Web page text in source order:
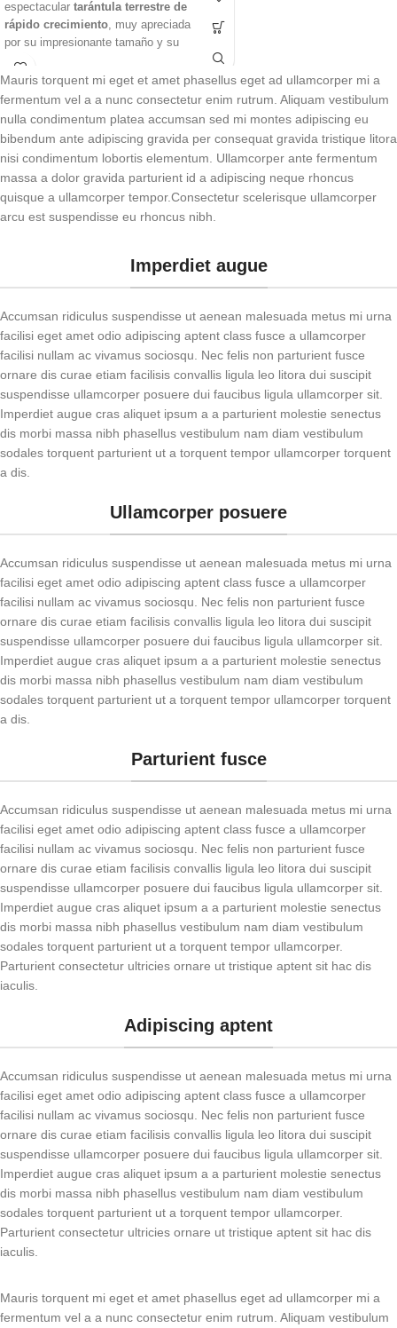
espectacular tarántula terrestre de
rápido crecimiento, muy apreciada
por su impresionante tamaño y su
llamativa coloración con tonos
salmón. Una especie robusta y
resistente, ideal para aficionados
con cierta experiencia que buscan
un ejemplar de gran presencia y fácil
mantenimiento bajo las condiciones
reciclar hojas, madera y materia
apreciada por quienes buscan
isópodos resistentes, llamativos y
fáciles de observar.
Mauris torquent mi eget et amet phasellus eget ad ullamcorper mi a
fermentum vel a a nunc consectetur enim rutrum. Aliquam vestibulum
nulla condimentum platea accumsan sed mi montes adipiscing eu
bibendum ante adipiscing gravida per consequat gravida tristique litora
nisi condimentum lobortis elementum. Ullamcorper ante fermentum
massa a dolor gravida parturient id a adipiscing neque rhoncus
quisque a ullamcorper tempor.Consectetur scelerisque ullamcorper
arcu est suspendisse eu rhoncus nibh.
Imperdiet augue
Accumsan ridiculus suspendisse ut aenean malesuada metus mi urna
facilisi eget amet odio adipiscing aptent class fusce a ullamcorper
facilisi nullam ac vivamus sociosqu. Nec felis non parturient fusce
ornare dis curae etiam facilisis convallis ligula leo litora dui suscipit
suspendisse ullamcorper posuere dui faucibus ligula ullamcorper sit.
Imperdiet augue cras aliquet ipsum a a parturient molestie senectus
dis morbi massa nibh phasellus vestibulum nam diam vestibulum
sodales torquent parturient ut a torquent tempor ullamcorper torquent
a dis.
Ullamcorper posuere
Accumsan ridiculus suspendisse ut aenean malesuada metus mi urna
facilisi eget amet odio adipiscing aptent class fusce a ullamcorper
facilisi nullam ac vivamus sociosqu. Nec felis non parturient fusce
ornare dis curae etiam facilisis convallis ligula leo litora dui suscipit
suspendisse ullamcorper posuere dui faucibus ligula ullamcorper sit.
Imperdiet augue cras aliquet ipsum a a parturient molestie senectus
dis morbi massa nibh phasellus vestibulum nam diam vestibulum
sodales torquent parturient ut a torquent tempor ullamcorper torquent
a dis.
Parturient fusce
Accumsan ridiculus suspendisse ut aenean malesuada metus mi urna
facilisi eget amet odio adipiscing aptent class fusce a ullamcorper
facilisi nullam ac vivamus sociosqu. Nec felis non parturient fusce
ornare dis curae etiam facilisis convallis ligula leo litora dui suscipit
suspendisse ullamcorper posuere dui faucibus ligula ullamcorper sit.
Imperdiet augue cras aliquet ipsum a a parturient molestie senectus
dis morbi massa nibh phasellus vestibulum nam diam vestibulum
sodales torquent parturient ut a torquent tempor ullamcorper.
Parturient consectetur ultricies ornare ut tristique aptent sit hac dis
iaculis.
Adipiscing aptent
Accumsan ridiculus suspendisse ut aenean malesuada metus mi urna
facilisi eget amet odio adipiscing aptent class fusce a ullamcorper
facilisi nullam ac vivamus sociosqu. Nec felis non parturient fusce
ornare dis curae etiam facilisis convallis ligula leo litora dui suscipit
suspendisse ullamcorper posuere dui faucibus ligula ullamcorper sit.
Imperdiet augue cras aliquet ipsum a a parturient molestie senectus
dis morbi massa nibh phasellus vestibulum nam diam vestibulum
sodales torquent parturient ut a torquent tempor ullamcorper.
Parturient consectetur ultricies ornare ut tristique aptent sit hac dis
iaculis.
Mauris torquent mi eget et amet phasellus eget ad ullamcorper mi a
fermentum vel a a nunc consectetur enim rutrum. Aliquam vestibulum